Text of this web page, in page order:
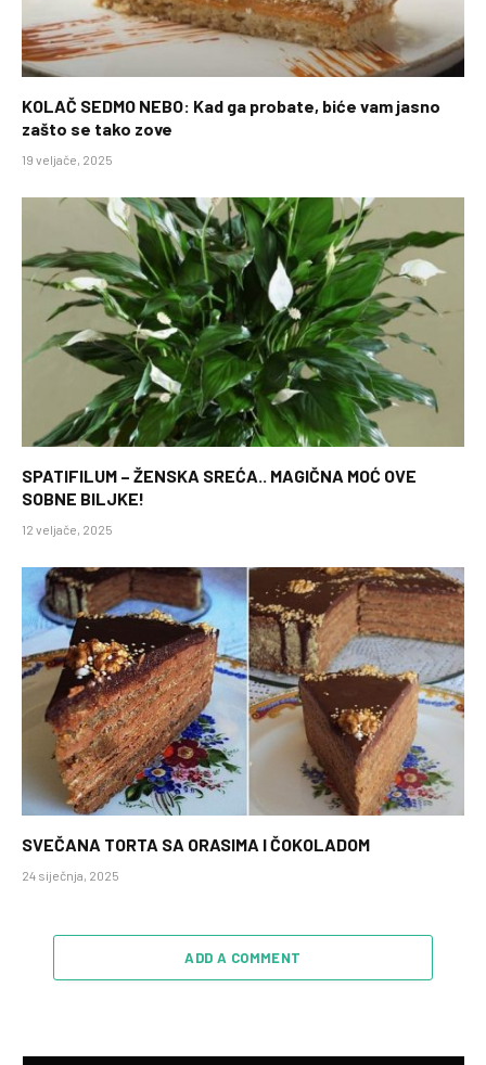
KOLAČ SEDMO NEBO: Kad ga probate, biće vam jasno
zašto se tako zove
19 veljače, 2025
SPATIFILUM – ŽENSKA SREĆA.. MAGIČNA MOĆ OVE
SOBNE BILJKE!
12 veljače, 2025
SVEČANA TORTA SA ORASIMA I ČOKOLADOM
24 siječnja, 2025
ADD A COMMENT